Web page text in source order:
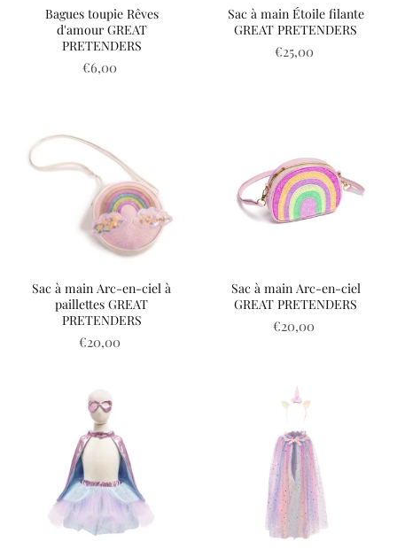
Bagues toupie Rêves
d'amour GREAT
PRETENDERS
€6,00
Sac à main Étoile filante
GREAT PRETENDERS
€25,00
Sac à main Arc-en-ciel à
paillettes GREAT
PRETENDERS
€20,00
Sac à main Arc-en-ciel
GREAT PRETENDERS
€20,00